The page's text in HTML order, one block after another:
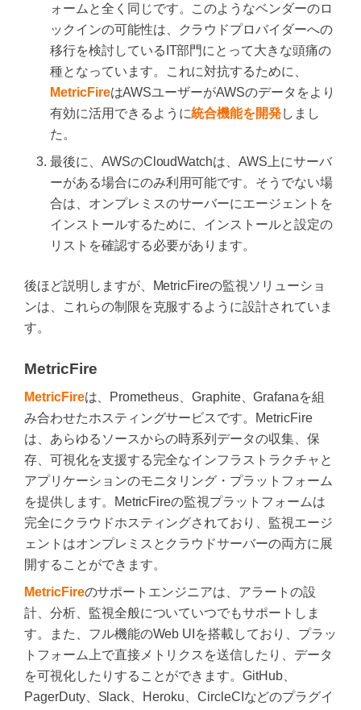
ォームと全く同じです。このようなベンダーのロ
ックインの可能性は、クラウドプロバイダーへの
移行を検討しているIT部門にとって大きな頭痛の
種となっています。これに対抗するために、
MetricFireはAWSユーザーがAWSのデータをより
有効に活用できるように統合機能を開発しまし
た。
最後に、AWSのCloudWatchは、AWS上にサーバ
ーがある場合にのみ利用可能です。そうでない場
合は、オンプレミスのサーバーにエージェントを
インストールするために、インストールと設定の
リストを確認する必要があります。
後ほど説明しますが、MetricFireの監視ソリューショ
ンは、これらの制限を克服するように設計されていま
す。
MetricFire
MetricFireは、Prometheus、Graphite、Grafanaを組
み合わせたホスティングサービスです。MetricFire
は、あらゆるソースからの時系列データの収集、保
存、可視化を支援する完全なインフラストラクチャと
アプリケーションのモニタリング・プラットフォーム
を提供します。MetricFireの監視プラットフォームは
完全にクラウドホスティングされており、監視エージ
ェントはオンプレミスとクラウドサーバーの両方に展
開することができます。
MetricFireのサポートエンジニアは、アラートの設
計、分析、監視全般についていつでもサポートしま
す。また、フル機能のWeb UIを搭載しており、プラッ
トフォーム上で直接メトリクスを送信したり、データ
を可視化したりすることができます。GitHub、
PagerDuty、Slack、Heroku、CircleCIなどのプラグイ